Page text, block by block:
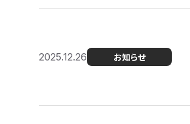
2025.12.26 お知らせ